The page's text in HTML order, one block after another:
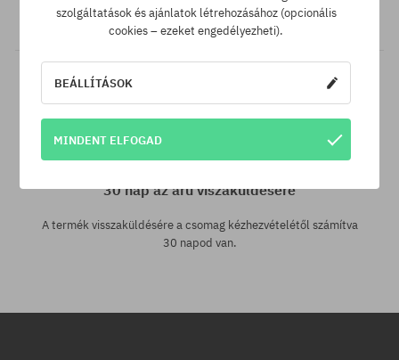
akkor csak neked levisszük a termék árát!
30 nap az áru viszaküldésére
A termék visszaküldésére a csomag kézhezvételétől számítva
30 napod van.
szolgáltatások és ajánlatok létrehozásához (opcionális
cookies – ezeket engedélyezheti).
BEÁLLÍTÁSOK
MINDENT ELFOGAD